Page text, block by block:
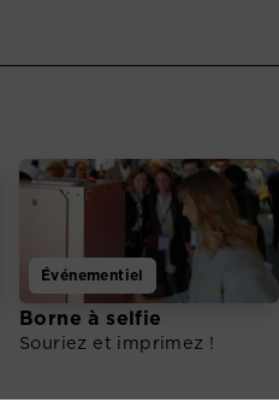
Événementiel
Borne à selfie
Souriez et imprimez !